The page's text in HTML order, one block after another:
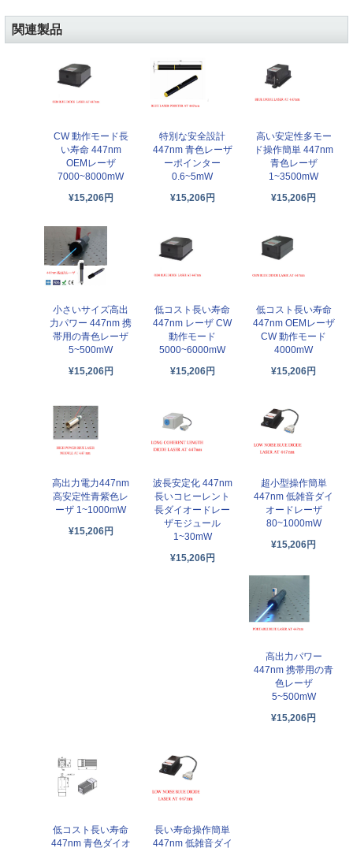
関連製品
CW 動作モード長
い寿命 447nm
OEMレーザ
7000~8000mW
¥15,206円
特別な安全設計
447nm 青色レーザ
ーポインター
0.6~5mW
¥15,206円
高い安定性多モー
ド操作簡単 447nm
青色レーザ
1~3500mW
¥15,206円
小さいサイズ高出
力パワー 447nm 携
帯用の青色レーザ
5~500mW
¥15,206円
低コスト長い寿命
447nm レーザ CW
動作モード
5000~6000mW
¥15,206円
低コスト長い寿命
447nm OEMレーザ
CW 動作モード
4000mW
¥15,206円
高出力電力447nm
高安定性青紫色レ
ーザ 1~1000mW
¥15,206円
波長安定化 447nm
長いコヒーレント
長ダイオードレー
ザモジュール
1~30mW
¥15,206円
超小型操作簡単
447nm 低雑音ダイ
オードレーザ
80~1000mW
¥15,206円
高出力パワー
447nm 携帯用の青
色レーザ
5~500mW
¥15,206円
低コスト長い寿命
447nm 青色ダイオ
長い寿命操作簡単
447nm 低雑音ダイ